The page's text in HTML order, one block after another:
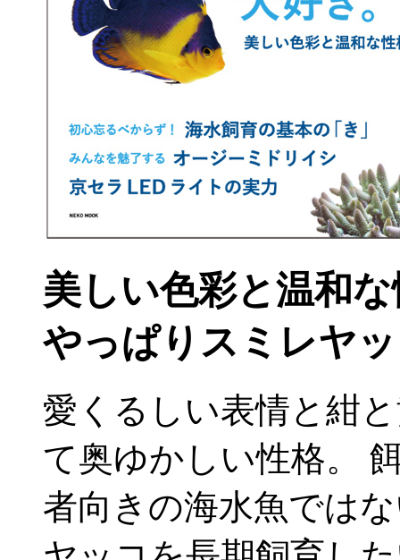
美しい色彩と温和
やっぱりスミレヤ
愛くるしい表情と紺
て奥ゆかしい性格。
者向きの海水魚では